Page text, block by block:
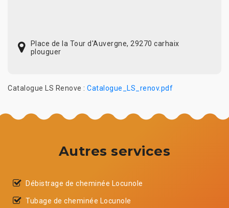
Place de la Tour d'Auvergne, 29270 carhaix
plouguer
Catalogue LS Renove : Catalogue_LS_renov.pdf
Autres services
Débistrage de cheminée Locunole
Tubage de cheminée Locunole